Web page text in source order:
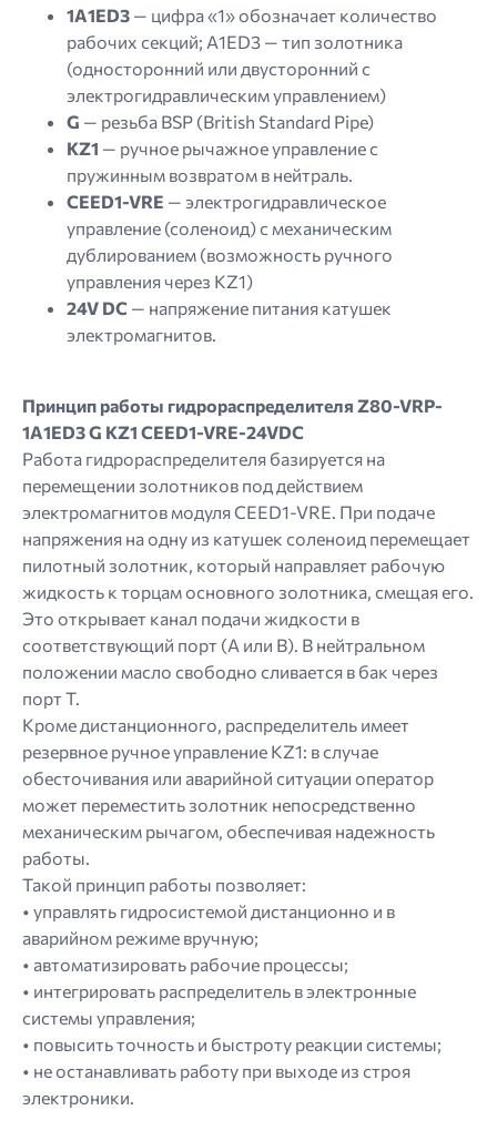
1A1ED3 — цифра «1» обозначает количество
рабочих секций; A1ED3 — тип золотника
(односторонний или двусторонний с
электрогидравлическим управлением)
G — резьба BSP (British Standard Pipe)
KZ1 — ручное рычажное управление с
пружинным возвратом в нейтраль.
CEED1-VRE — электрогидравлическое
управление (соленоид) с механическим
дублированием (возможность ручного
управления через KZ1)
24V DC — напряжение питания катушек
электромагнитов.
Принцип работы гидрораспределителя Z80-VRP-
1A1ED3 G KZ1 CEED1-VRE-24VDC
Работа гидрораспределителя базируется на
перемещении золотников под действием
электромагнитов модуля CEED1-VRE. При подаче
напряжения на одну из катушек соленоид перемещает
пилотный золотник, который направляет рабочую
жидкость к торцам основного золотника, смещая его.
Это открывает канал подачи жидкости в
соответствующий порт (A или B). В нейтральном
положении масло свободно сливается в бак через
порт T.
Кроме дистанционного, распределитель имеет
резервное ручное управление KZ1: в случае
обесточивания или аварийной ситуации оператор
может переместить золотник непосредственно
механическим рычагом, обеспечивая надежность
работы.
Такой принцип работы позволяет:
• управлять гидросистемой дистанционно и в
аварийном режиме вручную;
• автоматизировать рабочие процессы;
• интегрировать распределитель в электронные
системы управления;
• повысить точность и быстроту реакции системы;
• не останавливать работу при выходе из строя
электроники.